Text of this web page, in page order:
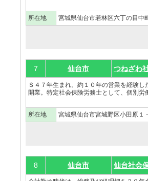
所在地 宮城県仙台市若林区六丁の目中
7 仙台市 つねざわ
Ｓ４７年生まれ。約１０年の営業を経験
開業。特定社会保険労務士として、個別
所在地 宮城県仙台市宮城野区小田原
8 仙台市 仙台社会